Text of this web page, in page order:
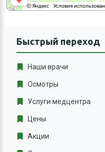
Быстрый переход
Наши врачи
Осмотры
Услуги медцентра
Цены
Акции